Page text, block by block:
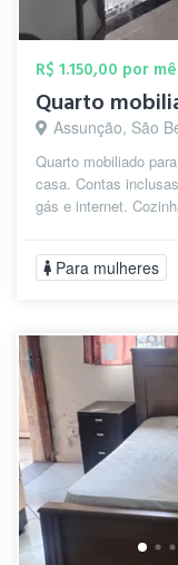
R$ 1.150,00 por
Assunção, São
Quarto mobiliado
casa. Contas
gás e internet.
Para mulheres